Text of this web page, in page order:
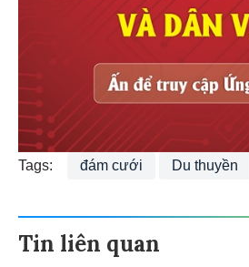
Tags: đám cưới Du thuyền
Tin liên quan